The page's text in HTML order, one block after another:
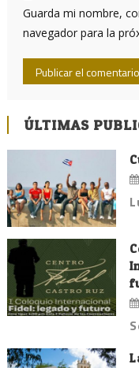
Guarda mi nombre,
navegador para la
ÚLTIMAS